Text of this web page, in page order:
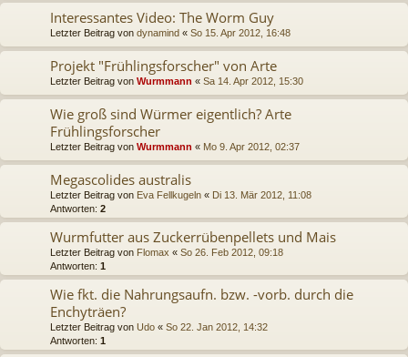
Interessantes Video: The Worm Guy
Letzter Beitrag von dynamind « So 15. Apr 2012, 16:48
Projekt "Frühlingsforscher" von Arte
Letzter Beitrag von Wurmmann « Sa 14. Apr 2012, 15:30
Wie groß sind Würmer eigentlich? Arte
Frühlingsforscher
Letzter Beitrag von Wurmmann « Mo 9. Apr 2012, 02:37
Megascolides australis
Letzter Beitrag von Eva Fellkugeln « Di 13. Mär 2012, 11:08
Antworten: 2
Wurmfutter aus Zuckerrübenpellets und Mais
Letzter Beitrag von Flomax « So 26. Feb 2012, 09:18
Antworten: 1
Wie fkt. die Nahrungsaufn. bzw. -vorb. durch die
Enchyträen?
Letzter Beitrag von Udo « So 22. Jan 2012, 14:32
Antworten: 1